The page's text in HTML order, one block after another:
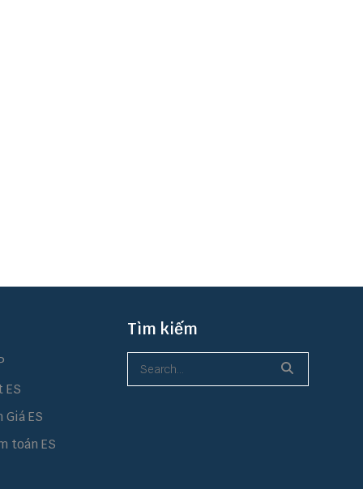
ES
Giá ES
toán ES
Tìm kiếm